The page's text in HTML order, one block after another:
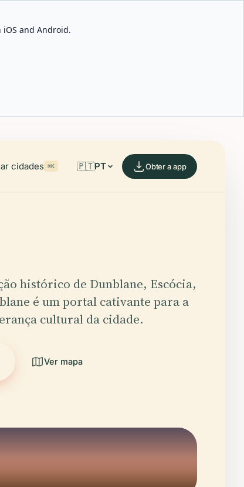
and Android.
cidades ⌘K 🇵🇹PT Obter a app
histórico de Dunblane, Escócia,
é um portal cativante para a
cultural da cidade.
Ver mapa